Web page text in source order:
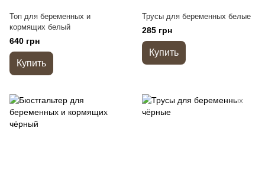
Топ для беременных и
кормящих белый
640 грн
Купить
Трусы для беременных белые
285 грн
Купить